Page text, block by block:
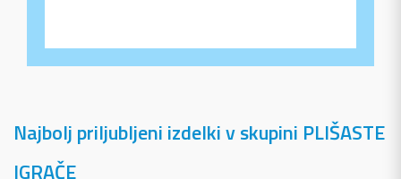
Najbolj priljubljeni izdelki v skupini PLIŠASTE
IGRAČE